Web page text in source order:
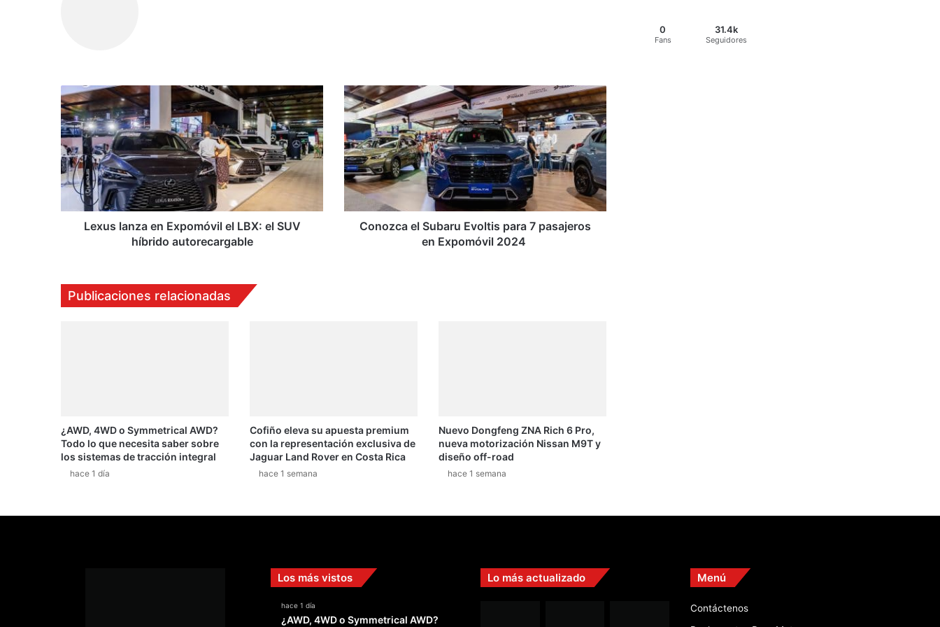
Lexus
lanza
en
Expomóvil
el
LBX:
el
SUV
híbrido
autorecargable
Lexus lanza en Expomóvil el LBX: el SUV
híbrido autorecargable
Conozca
el
Subaru
Evoltis
para
7
pasajeros
en
Expomóvil
2024Conozca el Subaru Evoltis para 7 pasajeros
en Expomóvil 2024
Publicaciones relacionadas
¿AWD, 4WD o Symmetrical AWD?
Todo lo que necesita saber sobre
los sistemas de tracción integral
hace 1 día
Cofiño eleva su apuesta premium
con la representación exclusiva de
Jaguar Land Rover en Costa Rica
hace 1 semana
Nuevo Dongfeng ZNA Rich 6 Pro,
nueva motorización Nissan M9T y
diseño off-road
hace 1 semana
0
Fans
31.4k
Seguidores
Los más vistos
hace 1 día
¿AWD, 4WD o Symmetrical AWD?
Lo más actualizado Menú
Contáctenos